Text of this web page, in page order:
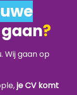
?
Wij gaan op
je CV komt